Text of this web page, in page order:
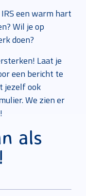
een warm hart
Wil je op
doen?
Laat je
een bericht te
jezelf ook
We zien er
als